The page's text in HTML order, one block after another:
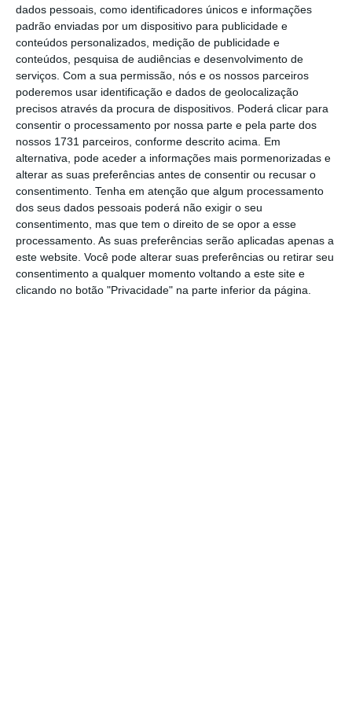
dados pessoais, como identificadores únicos e informações
padrão enviadas por um dispositivo para publicidade e
conteúdos personalizados, medição de publicidade e
conteúdos, pesquisa de audiências e desenvolvimento de
serviços. Com a sua permissão, nós e os nossos parceiros
poderemos usar identificação e dados de geolocalização
precisos através da procura de dispositivos. Poderá clicar para
consentir o processamento por nossa parte e pela parte dos
nossos 1731 parceiros, conforme descrito acima. Em
alternativa, pode aceder a informações mais pormenorizadas e
alterar as suas preferências antes de consentir ou recusar o
consentimento. Tenha em atenção que algum processamento
dos seus dados pessoais poderá não exigir o seu
consentimento, mas que tem o direito de se opor a esse
processamento. As suas preferências serão aplicadas apenas a
este website. Você pode alterar suas preferências ou retirar seu
consentimento a qualquer momento voltando a este site e
clicando no botão "Privacidade" na parte inferior da página.
Data
19/01/2017
25/05/2017
25/09/2017
29/01/2018
04/06/2018
03/10/2018
06/02/2019
12/06/2019
11/10/2019
17/02/2020
22/06/2020
21/10/2020
23/02/2021
28/06/2021
27/10/2021
-1
-0.5
0.5